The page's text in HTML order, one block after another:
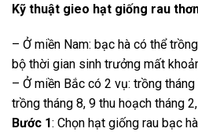
Kỹ thuật gieo hạt giống rau
– Ở miền Nam: bạc hà có thể
bộ thời gian sinh trưởng mất
– Ở miền Bắc có 2 vụ: trồng
trồng tháng 8, 9 thu hoạch tháng
Bước 1: Chọn hạt giống rau bạc hà